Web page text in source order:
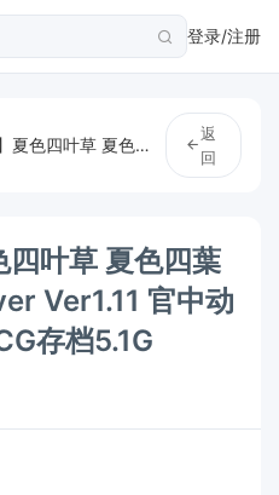
登录/注册
【SLG游戏】夏色四叶草 夏色四葉草 Summer Clover Ver1.11 官中动态步兵+DLC+全CG存档5.1G
返
回
四叶草 夏色四葉
Ver1.11 官中动
存档5.1G